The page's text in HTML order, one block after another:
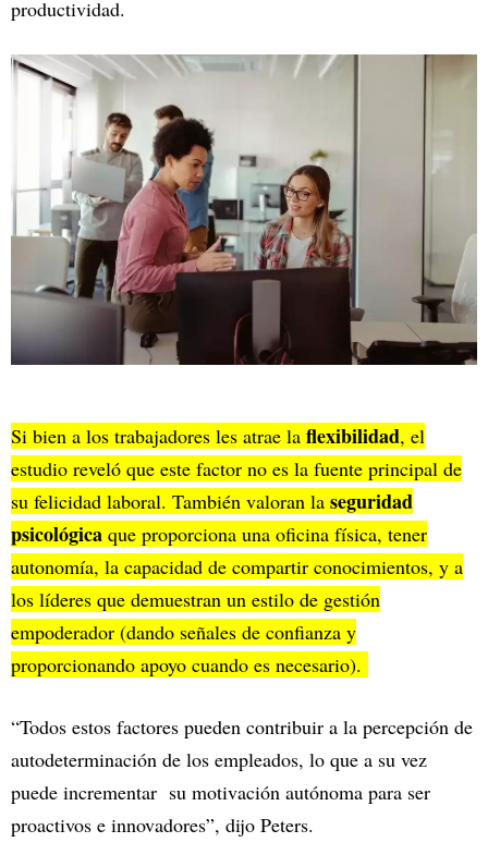
productividad.
Si bien a los trabajadores les atrae la flexibilidad, el
estudio reveló que este factor no es la fuente principal de
su felicidad laboral. También valoran la seguridad
psicológica que proporciona una oficina física, tener
autonomía, la capacidad de compartir conocimientos, y a
los líderes que demuestran un estilo de gestión
empoderador (dando señales de confianza y
proporcionando apoyo cuando es necesario).
“Todos estos factores pueden contribuir a la percepción de
autodeterminación de los empleados, lo que a su vez
puede incrementar su motivación autónoma para ser
proactivos e innovadores”, dijo Peters.